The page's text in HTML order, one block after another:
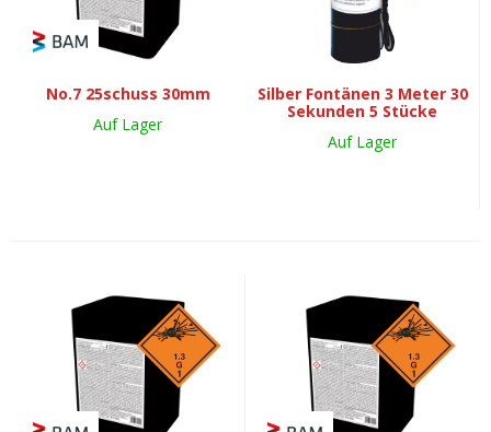
No.7 25schuss 30mm
Auf Lager
Silber Fontänen 3 Meter 30
Sekunden 5 Stücke
Auf Lager